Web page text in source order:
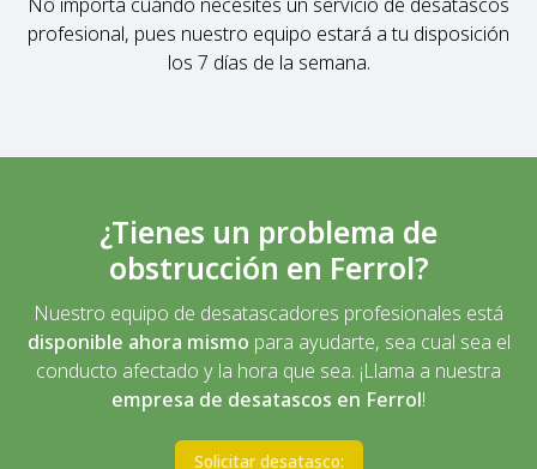
profesional, pues nuestro equipo estará a tu disposición
los 7 días de la semana.
¿Tienes un problema de
obstrucción en Ferrol?
Nuestro equipo de desatascadores profesionales está
disponible ahora mismo para ayudarte, sea cual sea el
conducto afectado y la hora que sea. ¡Llama a nuestra
empresa de desatascos en Ferrol!
Solicitar desatasco: